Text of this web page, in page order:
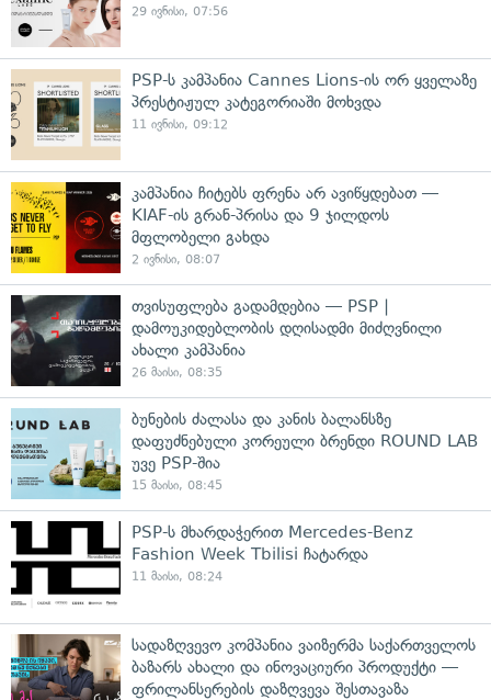
29 ივნისი, 07:56
PSP-ს კამპანია Cannes Lions-ის ორ ყველაზე
პრესტიჟულ კატეგორიაში მოხვდა
11 ივნისი, 09:12
კამპანია ჩიტებს ფრენა არ ავიწყდებათ —
KIAF-ის გრან-პრისა და 9 ჯილდოს
მფლობელი გახდა
2 ივნისი, 08:07
თვისუფლება გადამდებია — PSP |
დამოუკიდებლობის დღისადმი მიძღვნილი
ახალი კამპანია
26 მაისი, 08:35
ბუნების ძალასა და კანის ბალანსზე
დაფუძნებული კორეული ბრენდი ROUND LAB
უვე PSP-შია
15 მაისი, 08:45
PSP-ს მხარდაჭერით Mercedes-Benz
Fashion Week Tbilisi ჩატარდა
11 მაისი, 08:24
სადაზღვევო კომპანია ვაიზერმა საქართველოს
ბაზარს ახალი და ინოვაციური პროდუქტი —
ფრილანსერების დაზღვევა შესთავაზა